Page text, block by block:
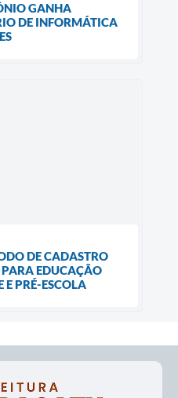
GANHA
DE INFORMÁTICA
DE CADASTRO
EDUCAÇÃO
E PRÉ-ESCOLA